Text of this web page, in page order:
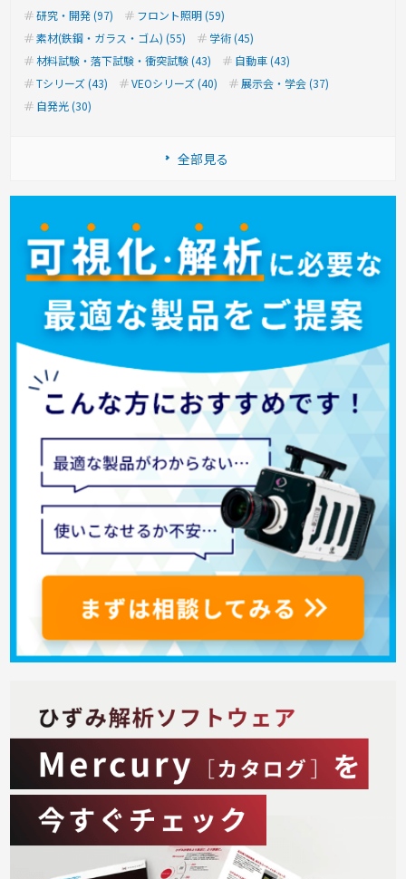
研究・開発 (97)
フロント照明 (59)
素材(鉄鋼・ガラス・ゴム) (55)
学術 (45)
材料試験・落下試験・衝突試験 (43)
自動車 (43)
Tシリーズ (43)
VEOシリーズ (40)
展示会・学会 (37)
自発光 (30)
全部見る